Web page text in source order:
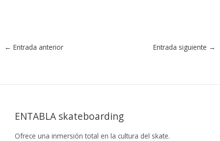
← Entrada anterior Entrada siguiente →
ENTABLA skateboarding
Ofrece una inmersión total en la cultura del skate.